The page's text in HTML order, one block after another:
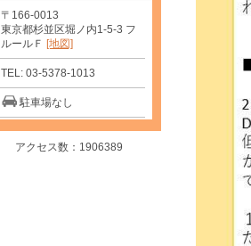
〒166-0013
東京都杉並区堀ノ内1-5-3 フ
ルールＦ [地図]
TEL: 03-5378-1013
駐車場なし
アクセス数：1906389